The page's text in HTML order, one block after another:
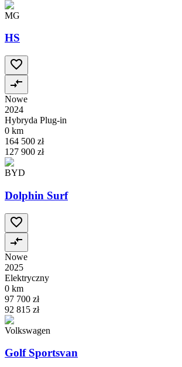
MG
HS
Nowe
2024
Hybryda Plug-in
0 km
164 500 zł
127 900 zł
BYD
Dolphin Surf
Nowe
2025
Elektryczny
0 km
97 700 zł
92 815 zł
Volkswagen
Golf Sportsvan